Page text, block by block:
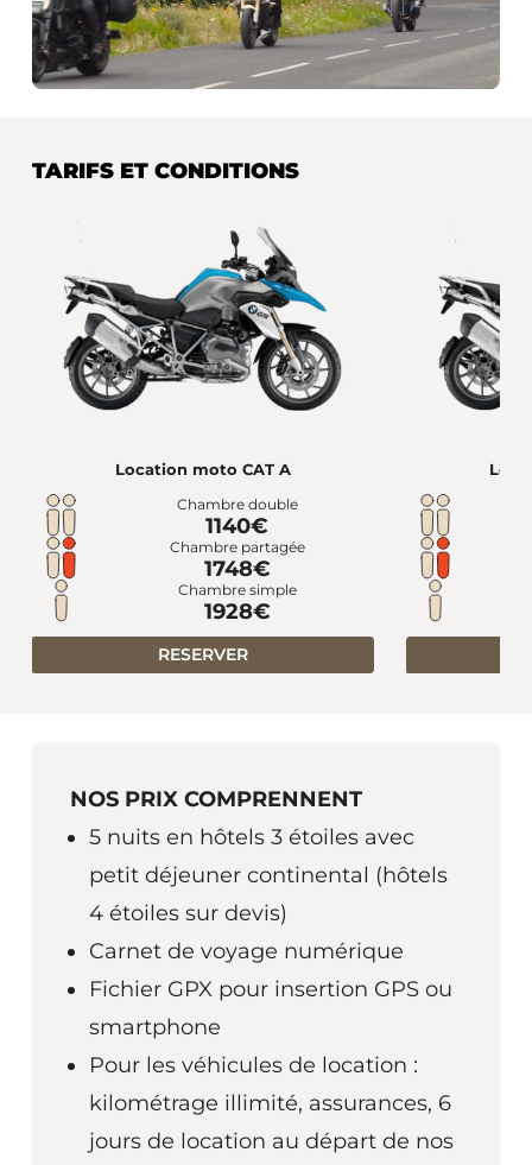
TARIFS ET CONDITIONS
Location moto CAT A
Chambre double
1140€
Chambre partagée
1748€
Chambre simple
1928€
RESERVER
NOS PRIX COMPRENNENT
5 nuits en hôtels 3 étoiles avec
petit déjeuner continental (hôtels
4 étoiles sur devis)
Carnet de voyage numérique
Fichier GPX pour insertion GPS ou
smartphone
Pour les véhicules de location :
kilométrage illimité, assurances, 6
jours de location au départ de nos